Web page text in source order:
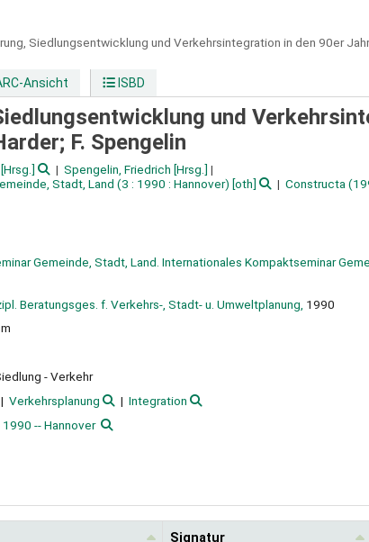
Siedlungsentwicklung und Verkehrsintegration in den 90er
Ansicht ISBD
und
F. Spengelin
Spengelin, Friedrich [Hrsg.]
Stadt, Land (3 : 1990 : Hannover) [oth] Constructa
Gemeinde, Stadt, Land. Internationales Kompaktseminar
Beratungsges. f. Verkehrs-, Stadt- u. Umweltplanung, 1990
- Verkehr
Verkehrsplanung
Integration
-- Hannover
Signatur